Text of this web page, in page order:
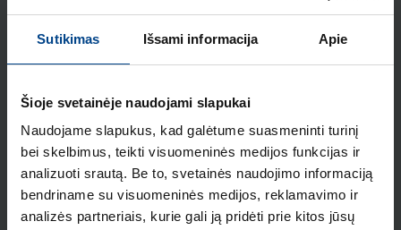
Sutikimas Išsami informacija Apie
Šioje svetainėje naudojami slapukai
Naudojame slapukus, kad galėtume suasmeninti turinį
bei skelbimus, teikti visuomeninės medijos funkcijas ir
analizuoti srautą. Be to, svetainės naudojimo informaciją
bendriname su visuomeninės medijos, reklamavimo ir
analizės partneriais, kurie gali ją pridėti prie kitos jūsų
6A/230V, AC tipas
Maksimalios įtampos atkabiklis,
230V, AC tipas
Produkto kodas: MZ212
Mažiausios leidžiamosios srovės
atjungiklis, 230V, AC tipas